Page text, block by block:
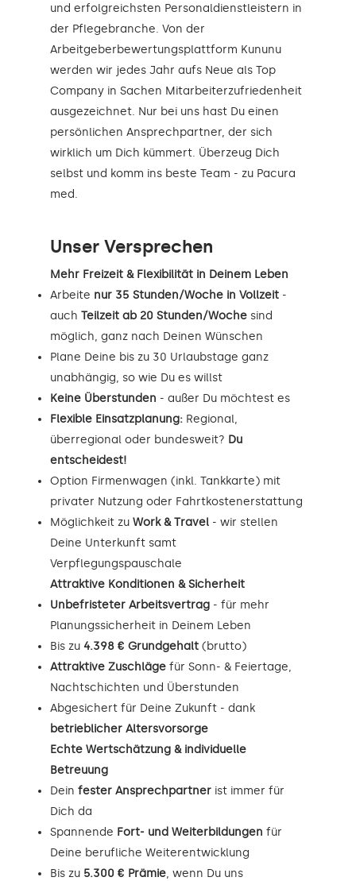
und erfolgreichsten Personaldienstleistern in
der Pflegebranche. Von der
Arbeitgeberbewertungsplattform Kununu
werden wir jedes Jahr aufs Neue als Top
Company in Sachen Mitarbeiterzufriedenheit
ausgezeichnet. Nur bei uns hast Du einen
persönlichen Ansprechpartner, der sich
wirklich um Dich kümmert. Überzeug Dich
selbst und komm ins beste Team - zu Pacura
med.
Unser Versprechen
Mehr Freizeit & Flexibilität in Deinem Leben
Arbeite nur 35 Stunden/Woche in Vollzeit -
auch Teilzeit ab 20 Stunden/Woche sind
möglich, ganz nach Deinen Wünschen
Plane Deine bis zu 30 Urlaubstage ganz
unabhängig, so wie Du es willst
Keine Überstunden - außer Du möchtest es
Flexible Einsatzplanung: Regional,
überregional oder bundesweit? Du
entscheidest!
Option Firmenwagen (inkl. Tankkarte) mit
privater Nutzung oder Fahrtkostenerstattung
Möglichkeit zu Work & Travel - wir stellen
Deine Unterkunft samt
Verpflegungspauschale
Attraktive Konditionen & Sicherheit
Unbefristeter Arbeitsvertrag - für mehr
Planungssicherheit in Deinem Leben
Bis zu 4.398 € Grundgehalt (brutto)
Attraktive Zuschläge für Sonn- & Feiertage,
Nachtschichten und Überstunden
Abgesichert für Deine Zukunft - dank
betrieblicher Altersvorsorge
Echte Wertschätzung & individuelle
Betreuung
Dein fester Ansprechpartner ist immer für
Dich da
Spannende Fort- und Weiterbildungen für
Deine berufliche Weiterentwicklung
Bis zu 5.300 € Prämie, wenn Du uns